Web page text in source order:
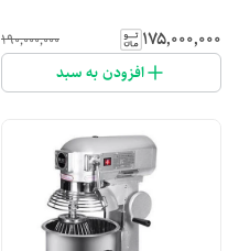
۱۷۵٬۰۰۰٬۰۰۰ ۱۹۰٬۰۰۰٬۰۰۰
افزودن به سبد